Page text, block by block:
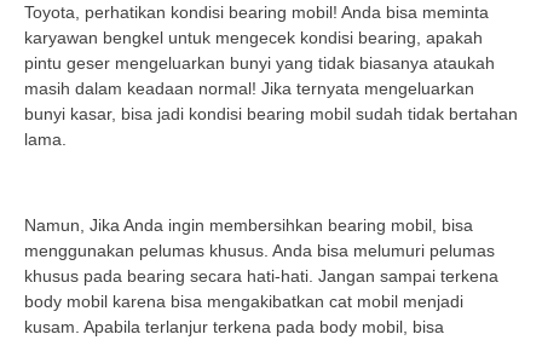
Toyota, perhatikan kondisi bearing mobil! Anda bisa meminta
karyawan bengkel untuk mengecek kondisi bearing, apakah
pintu geser mengeluarkan bunyi yang tidak biasanya ataukah
masih dalam keadaan normal! Jika ternyata mengeluarkan
bunyi kasar, bisa jadi kondisi bearing mobil sudah tidak bertahan
lama.
Namun, Jika Anda ingin membersihkan bearing mobil, bisa
menggunakan pelumas khusus. Anda bisa melumuri pelumas
khusus pada bearing secara hati-hati. Jangan sampai terkena
body mobil karena bisa mengakibatkan cat mobil menjadi
kusam. Apabila terlanjur terkena pada body mobil, bisa